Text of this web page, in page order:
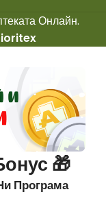
Онлайн.
🎁
Програма